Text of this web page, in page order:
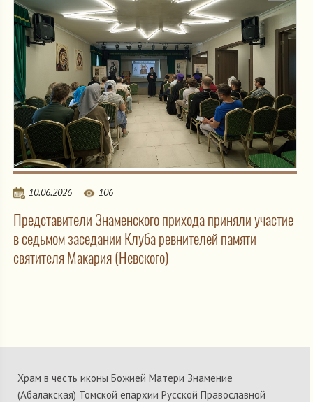
10.06.2026 106
Представители Знаменского прихода приняли участие
в седьмом заседании Клуба ревнителей памяти
святителя Макария (Невского)
Храм в честь иконы Божией Матери Знамение
(Абалакская) Томской епархии Русской Православной